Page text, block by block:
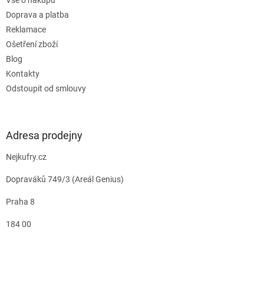
Doprava a platba
Reklamace
Ošetření zboží
Blog
Kontakty
Odstoupit od smlouvy
Adresa prodejny
Nejkufry.cz
Dopraváků 749/3 (Areál Genius)
Praha 8
184 00